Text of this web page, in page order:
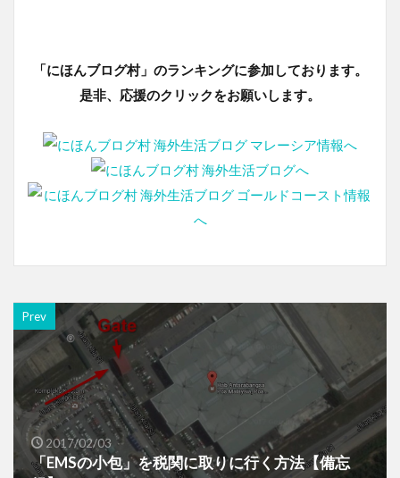
「にほんブログ村」のランキングに参加しております。
是非、応援のクリックをお願いします。
Prev
2017/02/03
「EMSの小包」を税関に取りに行く方法【備忘